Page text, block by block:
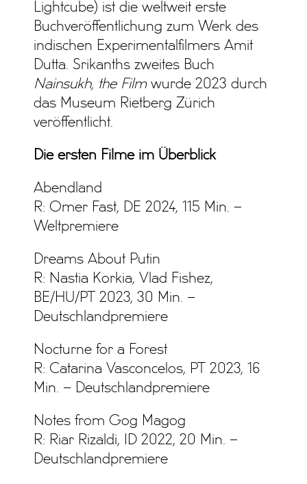
Lightcube) ist die weltweit erste
Buchveröffentlichung zum Werk des
indischen Experimentalfilmers Amit
Dutta. Srikanths zweites Buch
Nainsukh, the Filmwurde 2023 durch
das Museum Rietberg Zürich
veröffentlicht.
Die ersten Filme im Überblick
Abendland
R: Omer Fast, DE 2024, 115 Min. –
Weltpremiere
Dreams About Putin
R: Nastia Korkia, Vlad Fishez,
BE/HU/PT 2023, 30 Min. –
Deutschlandpremiere
Nocturne for a Forest
R: Catarina Vasconcelos, PT 2023, 16
Min. – Deutschlandpremiere
Notes from Gog Magog
R: Riar Rizaldi, ID 2022, 20 Min. –
Deutschlandpremiere